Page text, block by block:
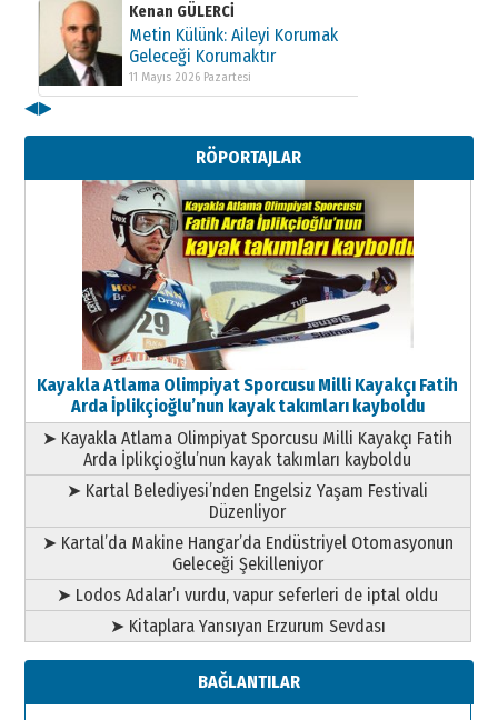
Kenan GÜLERCİ
Metin Külünk: Aileyi Korumak
Geleceği Korumaktır
11 Mayıs 2026 Pazartesi
Metin Külünk: Aileyi Korumak
Geleceği Korumaktır
11 Mayıs 2026 Pazartesi
◀▶
RÖPORTAJLAR
Kayakla Atlama Olimpiyat Sporcusu Milli Kayakçı Fatih
Arda İplikçioğlu’nun kayak takımları kayboldu
➤ Kayakla Atlama Olimpiyat Sporcusu Milli Kayakçı Fatih
Arda İplikçioğlu’nun kayak takımları kayboldu
➤ Kartal Belediyesi’nden Engelsiz Yaşam Festivali
Düzenliyor
➤ Kartal’da Makine Hangar’da Endüstriyel Otomasyonun
Geleceği Şekilleniyor
➤ Lodos Adalar’ı vurdu, vapur seferleri de iptal oldu
➤ Kitaplara Yansıyan Erzurum Sevdası
BAĞLANTILAR